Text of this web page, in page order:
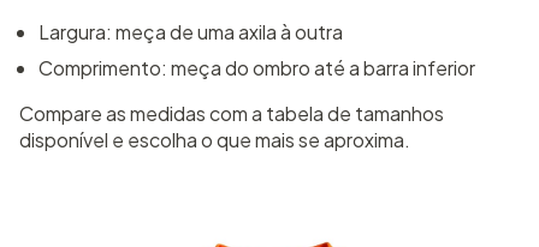
Largura: meça de uma axila à outra
Comprimento: meça do ombro até a barra inferior
Compare as medidas com a tabela de tamanhos
disponível e escolha o que mais se aproxima.